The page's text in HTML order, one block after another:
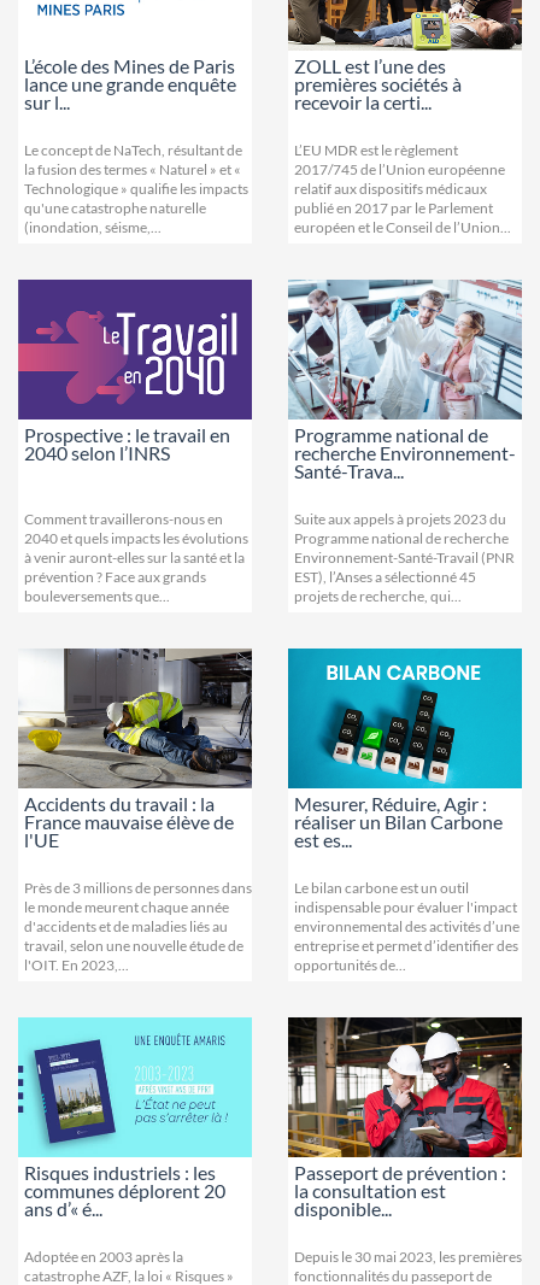
L’école des Mines de Paris
lance une grande enquête
sur l...
Le concept de NaTech, résultant de
la fusion des termes « Naturel » et «
Technologique » qualifie les impacts
qu'une catastrophe naturelle
(inondation, séisme,...
ZOLL est l’une des
premières sociétés à
recevoir la certi...
L’EU MDR est le règlement
2017/745 de l’Union européenne
relatif aux dispositifs médicaux
publié en 2017 par le Parlement
européen et le Conseil de l’Union...
Prospective : le travail en
2040 selon l’INRS
Comment travaillerons-nous en
2040 et quels impacts les évolutions
à venir auront-elles sur la santé et la
prévention ? Face aux grands
bouleversements que...
Programme national de
recherche Environnement-
Santé-Trava...
Suite aux appels à projets 2023 du
Programme national de recherche
Environnement-Santé-Travail (PNR
EST), l’Anses a sélectionné 45
projets de recherche, qui...
Accidents du travail : la
France mauvaise élève de
l'UE
Près de 3 millions de personnes dans
le monde meurent chaque année
d'accidents et de maladies liés au
travail, selon une nouvelle étude de
l'OIT. En 2023,...
Mesurer, Réduire, Agir :
réaliser un Bilan Carbone
est es...
Le bilan carbone est un outil
indispensable pour évaluer l'impact
environnemental des activités d’une
entreprise et permet d’identifier des
opportunités de...
Risques industriels : les
communes déplorent 20
ans d’« é...
Adoptée en 2003 après la
catastrophe AZF, la loi « Risques »
Passeport de prévention :
la consultation est
disponible...
Depuis le 30 mai 2023, les premières
fonctionnalités du passeport de